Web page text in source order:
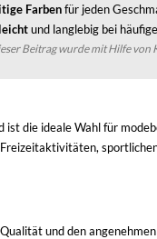
Farbenfür jeden
und langlebig bei
Beitrag wurde mit Hilfe von
ist die ideale Wahl für
und den